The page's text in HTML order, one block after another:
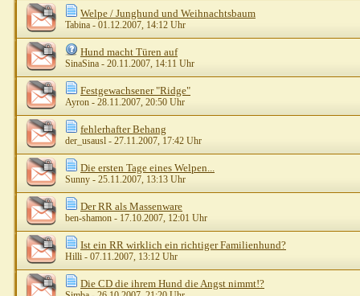
Welpe / Junghund und Weihnachtsbaum
Tabina - 01.12.2007, 14:12 Uhr
Hund macht Türen auf
SinaSina - 20.11.2007, 14:11 Uhr
Festgewachsener "Ridge"
Ayron - 28.11.2007, 20:50 Uhr
fehlerhafter Behang
der_usausl - 27.11.2007, 17:42 Uhr
Die ersten Tage eines Welpen...
Sunny - 25.11.2007, 13:13 Uhr
Der RR als Massenware
ben-shamon - 17.10.2007, 12:01 Uhr
Ist ein RR wirklich ein richtiger Familienhund?
Hilli - 07.11.2007, 13:12 Uhr
Die CD die ihrem Hund die Angst nimmt!?